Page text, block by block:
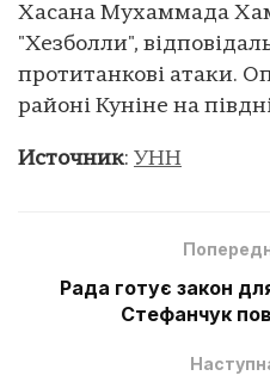
Хасана Мухаммада
"Хезболли",
протитанкові атаки.
районі Куніне на
Источник: УНН
Рада готує закон
Стефанчук